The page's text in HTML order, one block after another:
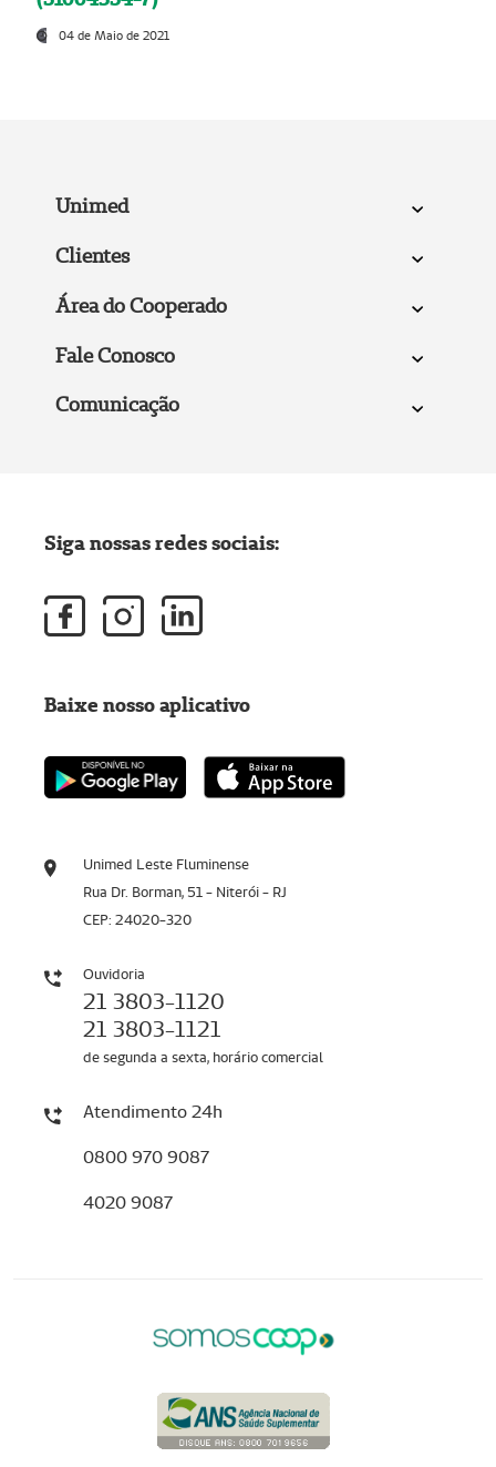
04 de Maio de 2021
Unimed
Clientes
Área do Cooperado
Fale Conosco
Comunicação
Unimed Leste Fluminense
Rua Dr. Borman, 51 - Niterói - RJ
CEP: 24020-320
Ouvidoria
21 3803-1120
21 3803-1121
de segunda a sexta, horário comercial
Atendimento 24h
0800 970 9087
4020 9087
Siga nossas redes sociais:
Baixe nosso aplicativo